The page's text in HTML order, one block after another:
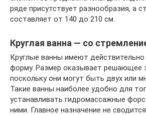
ряде присутствует разнообразия, а
составляет от 140 до 210 см.
Круглая ванна — со
Круглые ванны имеют
форму. Размер оказывает решающее
поскольку они могут быть двух или
Такие ванны наиболее удобно для
устанавливать гидромассажные
ними. Главное назначение не